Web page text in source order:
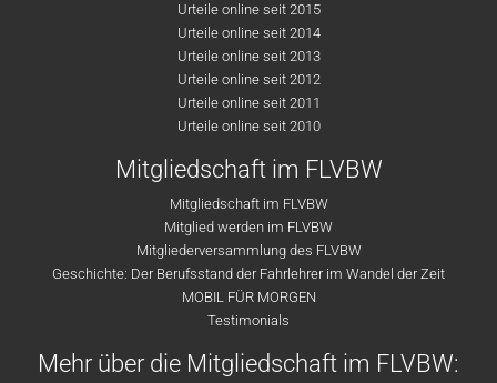
Urteile online seit 2015
Urteile online seit 2014
Urteile online seit 2013
Urteile online seit 2012
Urteile online seit 2011
Urteile online seit 2010
Mitgliedschaft im FLVBW
Mitgliedschaft im FLVBW
Mitglied werden im FLVBW
Mitgliederversammlung des FLVBW
Geschichte: Der Berufsstand der Fahrlehrer im Wandel der Zeit
MOBIL FÜR MORGEN
Testimonials
Mehr über die Mitgliedschaft im FLVBW: